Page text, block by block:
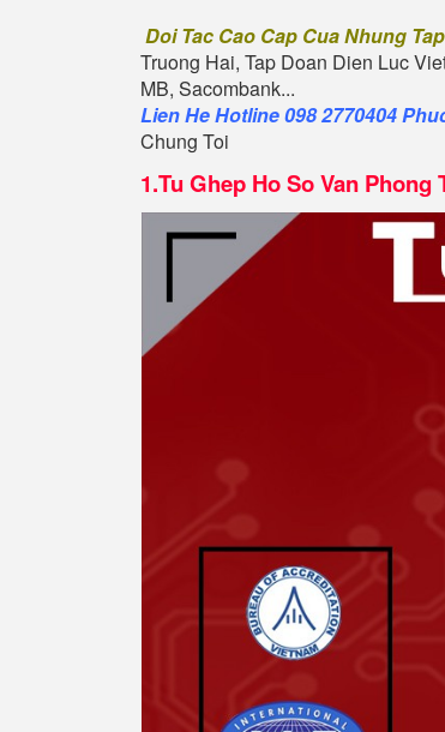
Doi Tac Cao Cap Cua Nhung
Truong Hai, Tap Doan Dien Luc
MB, Sacombank...
Lien He Hotline 098 2770404
Chung Toi
1.Tu Ghep Ho So Van Phong